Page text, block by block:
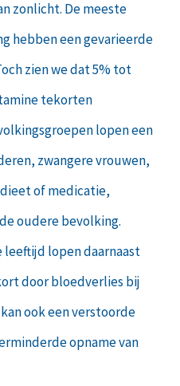
zonlicht. De meeste
hebben een gevarieerde
zien we dat 5% tot
tekorten
lopen een
zwangere vrouwen,
of medicatie,
oudere bevolking.
lopen daarnaast
door bloedverlies bij
ook een verstoorde
opname van